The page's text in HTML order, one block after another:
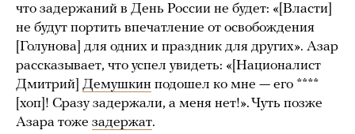
что задержаний в День России не будет: «[Власти]
не будут портить впечатление от освобождения
[Голунова] для одних и праздник для других». Азар
рассказывает, что успел увидеть: «[Националист
Дмитрий] Демушкин подошел ко мне — его ****
[хоп]! Сразу задержали, а меня нет!». Чуть позже
Азара тоже задержат.